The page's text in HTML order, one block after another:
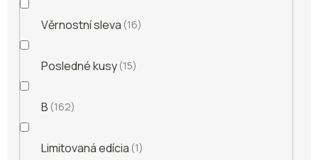
Věrnostní sleva 16
Posledné kusy 15
B 162
Limitovaná edícia 1